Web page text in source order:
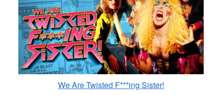
We Are Twisted F***ing Sister!